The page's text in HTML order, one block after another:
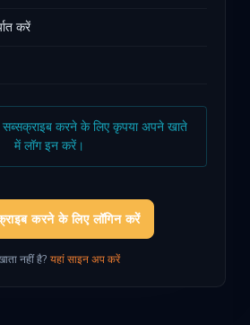
करें
सब्सक्राइब करने के लिए कृपया अपने खाते
में लॉग इन करें।
करने के लिए लॉगिन करें
नहीं है? यहां साइन अप करें